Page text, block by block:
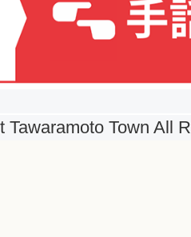
Tawaramoto Town All